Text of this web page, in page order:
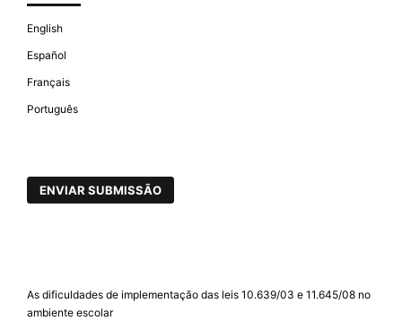
English
Español
Français
Português
ENVIAR SUBMISSÃO
As dificuldades de implementação das leis 10.639/03 e 11.645/08 no
ambiente escolar